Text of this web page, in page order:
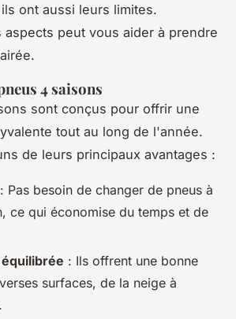
ont aussi leurs limites.
aspects peut vous aider à prendre
4 saisons
sont conçus pour offrir une
tout au long de l'année.
de leurs principaux avantages :
: Pas besoin de changer de pneus à
ce qui économise du temps et de
: Ils offrent une bonne
surfaces, de la neige à